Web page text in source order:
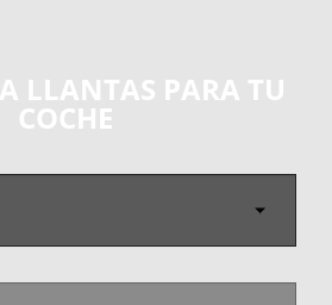
LLANTAS PARA TU
COCHE